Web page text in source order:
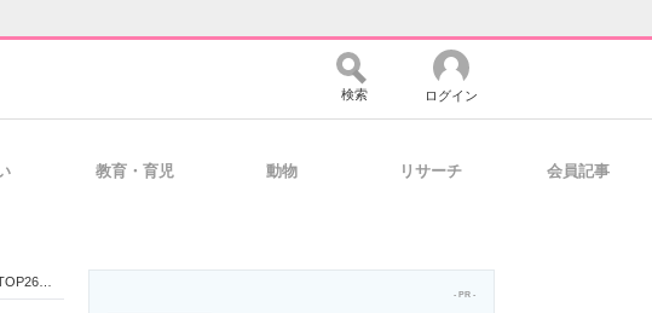
検索 ログイン
教育・育児 動物 リサーチ 会員記事
査結果】
- PR -